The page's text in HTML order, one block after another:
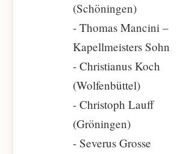
(Schöningen)
- Thomas Mancini –
Kapellmeisters Sohn
- Christianus Koch
(Wolfenbüttel)
- Christoph Lauff
(Gröningen)
- Severus Grosse